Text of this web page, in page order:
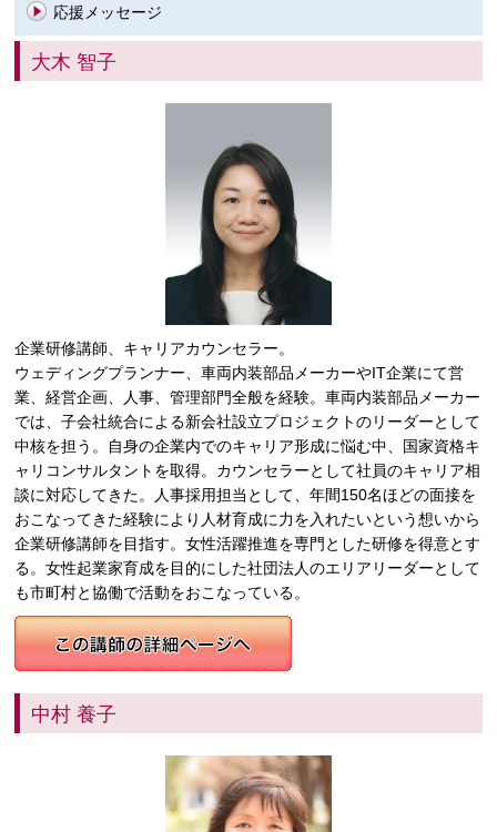
応援メッセージ
大木 智子
企業研修講師、キャリアカウンセラー。
ウェディングプランナー、車両内装部品メーカーやIT企業にて営
業、経営企画、人事、管理部門全般を経験。車両内装部品メーカー
では、子会社統合による新会社設立プロジェクトのリーダーとして
中核を担う。自身の企業内でのキャリア形成に悩む中、国家資格キ
ャリコンサルタントを取得。カウンセラーとして社員のキャリア相
談に対応してきた。人事採用担当として、年間150名ほどの面接を
おこなってきた経験により人材育成に力を入れたいという想いから
企業研修講師を目指す。女性活躍推進を専門とした研修を得意とす
る。女性起業家育成を目的にした社団法人のエリアリーダーとして
も市町村と協働で活動をおこなっている。
中村 養子